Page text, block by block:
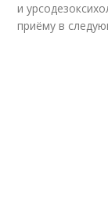
и
приёму в